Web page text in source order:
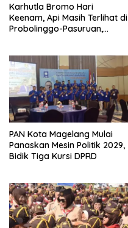
Karhutla Bromo Hari
Keenam, Api Masih Terlihat di
Probolinggo-Pasuruan,
PAN Kota Magelang Mulai
Panaskan Mesin Politik 2029,
Bidik Tiga Kursi DPRD